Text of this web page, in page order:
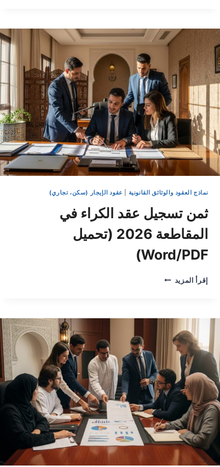
بين
الطرفين
WORD/PDF)
نماذج العقود والوثائق القانونية عقود الإيجار (سكن، تجاري)
ثمن تسجيل عقد الكراء في
المقاطعة 2026 (تحميل
Word/PDF)
إقرأ المزيد ثمن
في
2026
WORD/PDF)